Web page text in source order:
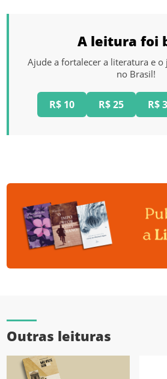
A leitura foi
Ajude a fortalecer a literatura e
no Brasil!
R$ 10 R$ 25 R$
Outras leituras